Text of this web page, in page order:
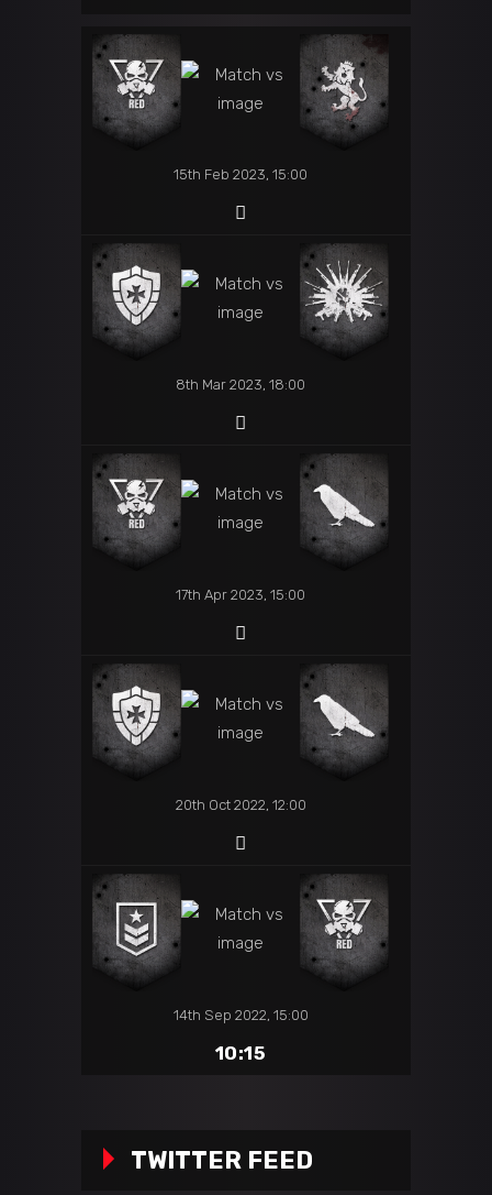
15th Feb 2023, 15:00
8th Mar 2023, 18:00
17th Apr 2023, 15:00
20th Oct 2022, 12:00
14th Sep 2022, 15:00
10:15
TWITTER FEED